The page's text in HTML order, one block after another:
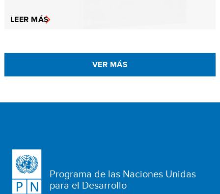
LEER MÁS
VER MÁS
Programa de las Naciones Unidas
para el Desarrollo